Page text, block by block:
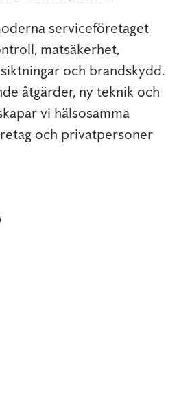
serviceföretaget
matsäkerhet,
och brandskydd.
åtgärder, ny teknik och
vi hälsosamma
och privatpersoner